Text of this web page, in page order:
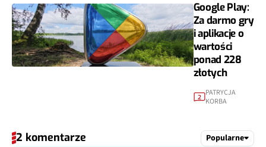
Google Play:
Za darmo gry
i aplikacje o
wartości
ponad 228
złotych
2
PATRYCJA
KORBA
2 komentarze Popularne